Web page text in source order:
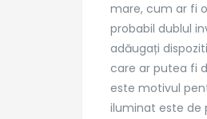
mare, cum ar fi
probabil dublul
adăugați
care ar putea fi
este motivul
iluminat este de
Blvd. Chisinau
1, Sector 2,
Romania